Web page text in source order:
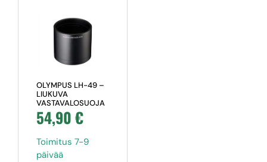
OLYMPUS LH-49 –
LIUKUVA
VASTAVALOSUOJA
54,90€
Toimitus 7-9
päivää